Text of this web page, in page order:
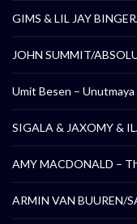
GIMS & LIL JAY
JOHN SUMMIT/
Umit Besen –
SIGALA & JAXOMY &
AMY MACDONALD –
ARMIN VAN BUUREN/